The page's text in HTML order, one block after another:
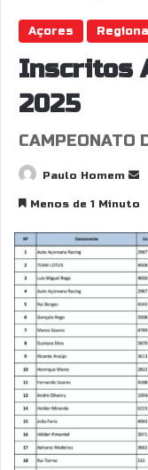
Açores
Inscritos
2025
CAMPEONATO
Paulo Homem
Menos de 1 Minuto